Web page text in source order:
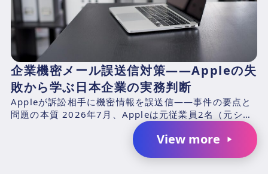
企業機密メール誤送信対策——Appleの失
敗から学ぶ日本企業の実務判断
Appleが訴訟相手に機密情報を誤送信——事件の要点と
問題の本質 2026年7月、Appleは元従業員2名（元シニ
アシステムズエンジニアのChang Liuおよ...
View more